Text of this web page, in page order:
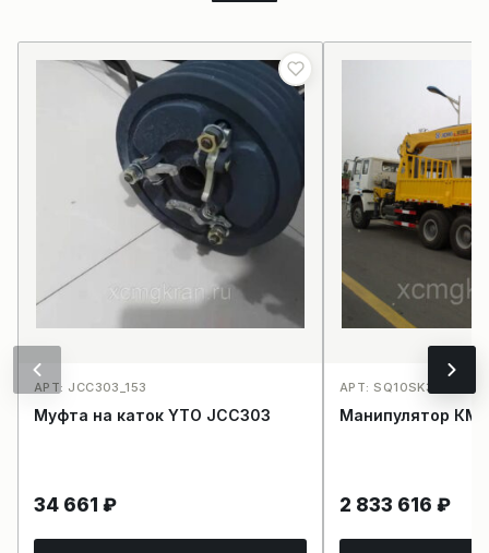
АРТ: JCC303_153
Муфта на каток YTO JCC303
34 661 ₽
АРТ: SQ10SK3Q_169
Манипулятор КМУ
2 833 616 ₽